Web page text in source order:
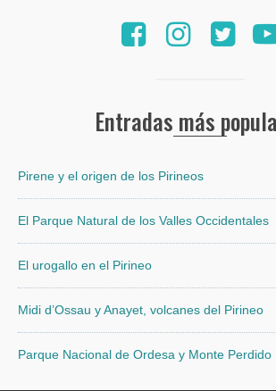
Entradas más
Pirene y el origen de los Pirineos
El Parque Natural de los Valles Occidentales
El urogallo en el Pirineo
Midi d’Ossau y Anayet, volcanes del Pirineo
Parque Nacional de Ordesa y Monte Perdido